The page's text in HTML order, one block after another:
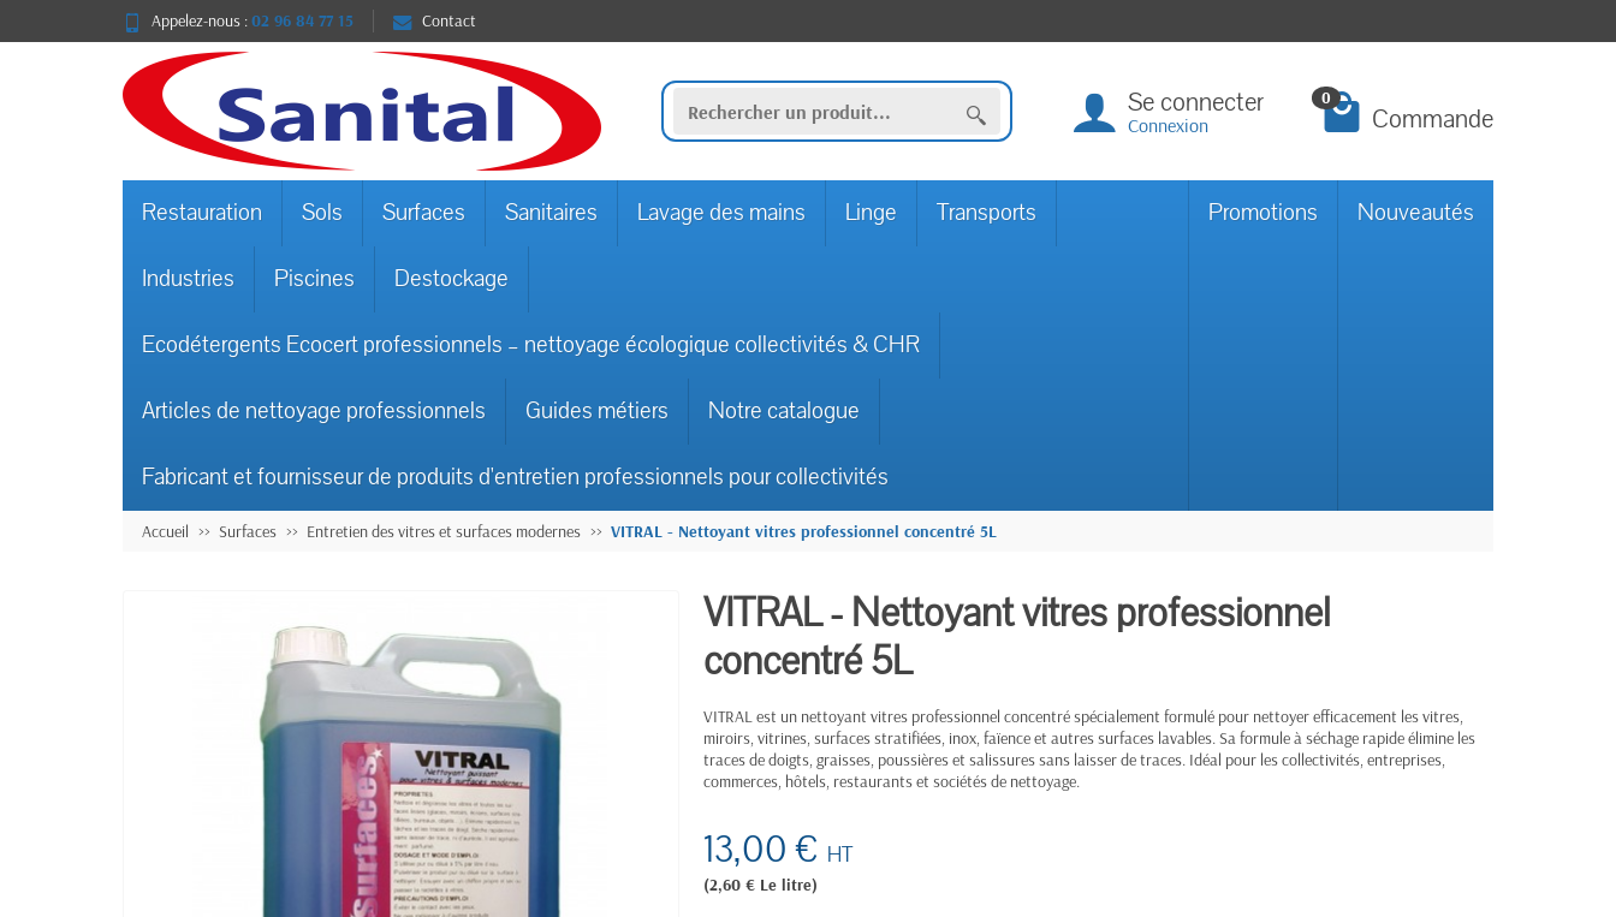
Appelez-nous :02 96 84 77 15 Contact
Se connecter
Connexion
0
Commande
Restauration Sols Surfaces Sanitaires Lavage des mains Linge Transports
Industries Piscines Destockage
Ecodétergents Ecocert professionnels – nettoyage écologique collectivités & CHR
Articles de nettoyage professionnels Guides métiers Notre catalogue
Fabricant et fournisseur de produits d'entretien professionnels pour collectivités
Promotions Nouveautés
Accueil Surfaces Entretien des vitres et surfaces modernes VITRAL - Nettoyant vitres professionnel concentré 5L
VITRAL - Nettoyant vitres professionnel
concentré 5L
VITRAL est un nettoyant vitres professionnel concentré spécialement formulé pour nettoyer efficacement les vitres,
miroirs, vitrines, surfaces stratifiées, inox, faïence et autres surfaces lavables. Sa formule à séchage rapide élimine les
traces de doigts, graisses, poussières et salissures sans laisser de traces. Idéal pour les collectivités, entreprises,
commerces, hôtels, restaurants et sociétés de nettoyage.
13,00 € HT
(2,60 € Le litre)